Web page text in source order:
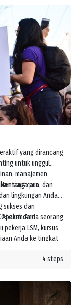
yang dirancang
untuk unggul
manajemen
siapa pun, dan
tentang cara
lingkungan Anda,
sukses dan
Anda seorang
LSM, kursus
Anda ke tingkat
dan
4 steps